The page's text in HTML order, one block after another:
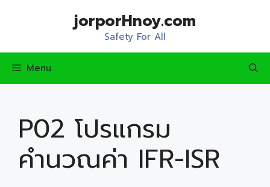
jorporHnoy.com
Safety For All
Menu
P02 โปรแกรม
คำนวณค่า IFR-ISR